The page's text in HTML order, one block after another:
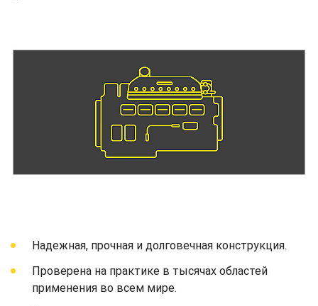
Надежная, прочная и долговечная конструкция.
Проверена на практике в тысячах областей
применения во всем мире.